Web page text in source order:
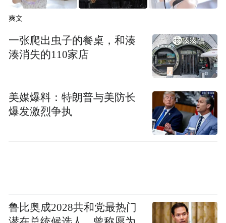
不分语言”，潮汕观众带着传统水布前来，感
慨“成龙大哥演活了中国式父亲的隐忍与温
柔”，还有听障观众用手语表达喜爱，让无声
爽文
一张爬出虫子的餐桌，和湊
湊消失的110家店
美媒爆料：特朗普与美防长
爆发激烈争执
鲁比奥成2028共和党最热门